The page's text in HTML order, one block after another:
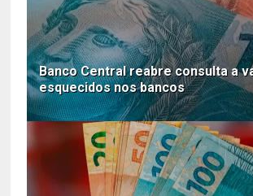
Banco Central reabre consulta a
esquecidos nos bancos